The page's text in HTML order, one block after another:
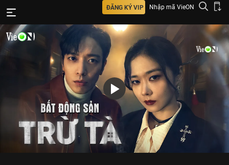
ĐĂNG KÝ VIP Nhập mã VieON